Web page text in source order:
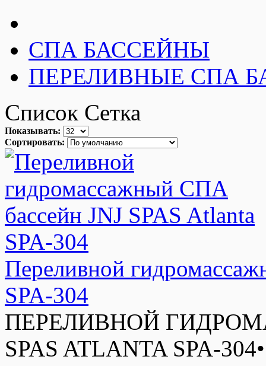
СПА БАССЕЙНЫ
ПЕРЕЛИВНЫЕ СПА
Список Сетка
Показывать:
Сортировать:
Переливной
SPA-304
ПЕРЕЛИВНОЙ
SPAS ATLANTA SPA-